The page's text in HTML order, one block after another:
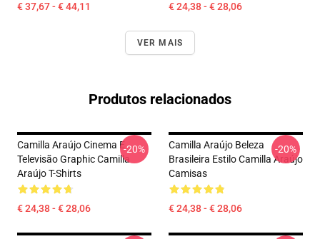
€ 37,67 - € 44,11 € 24,38 - € 28,06
VER MAIS
Produtos relacionados
Camilla Araújo Cinema E
Televisão Graphic Camilla
Araújo T-Shirts
€ 24,38 - € 28,06
-20%
Camilla Araújo Beleza
Brasileira Estilo Camilla Araújo
Camisas
€ 24,38 - € 28,06
-20%